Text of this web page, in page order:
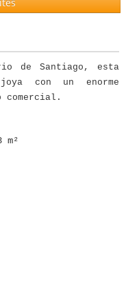
de Santiago, esta
con un enorme
comercial.